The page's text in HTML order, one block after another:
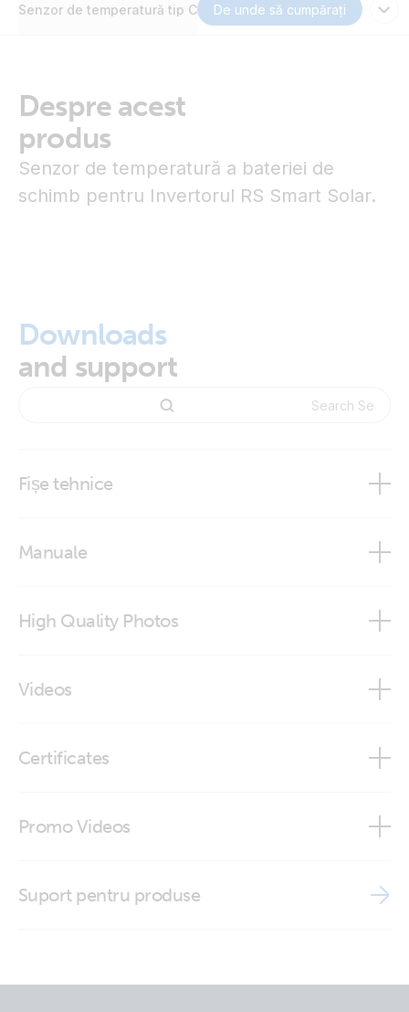
Senzor de temperatură tip C De unde să cumpărați
Despre acest
produs
Senzor de temperatură a bateriei de
schimb pentru Invertorul RS Smart Solar.
Downloads
and support
Fișe tehnice
Manuale
High Quality Photos
Temperature sensor type C (Front-angle)
Videos
Certificates
Promo Videos
Suport pentru produse